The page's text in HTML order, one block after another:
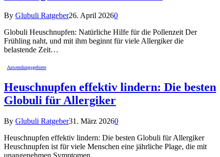
By Glubuli Ratgeber26. April 20260
Globuli Heuschnupfen: Natürliche Hilfe für die Pollenzeit Der
Frühling naht, und mit ihm beginnt für viele Allergiker die
belastende Zeit…
Anwendungsgebiete
Heuschnupfen effektiv lindern: Die besten
Globuli für Allergiker
By Glubuli Ratgeber31. März 20260
Heuschnupfen effektiv lindern: Die besten Globuli für Allergiker
Heuschnupfen ist für viele Menschen eine jährliche Plage, die mit
unangenehmen Symptomen…